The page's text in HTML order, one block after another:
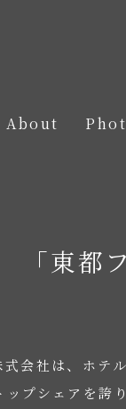
About
「東都
会社は、ホテ
ップシェアを誇